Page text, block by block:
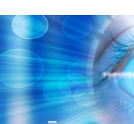
to
contentvinivida.lk